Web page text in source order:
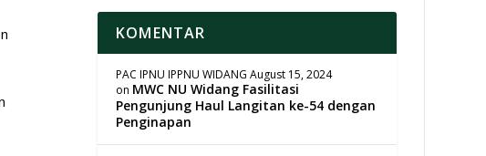
KOMENTAR
PAC IPNU IPPNU WIDANG August 15, 2024
on MWC NU Widang Fasilitasi
Pengunjung Haul Langitan ke-54 dengan
Penginapan